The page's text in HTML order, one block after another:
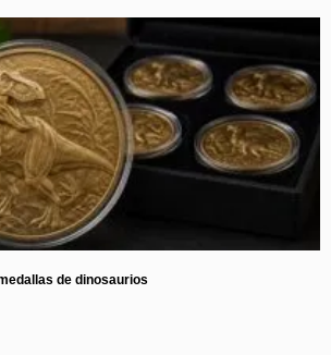
de dinosaurios